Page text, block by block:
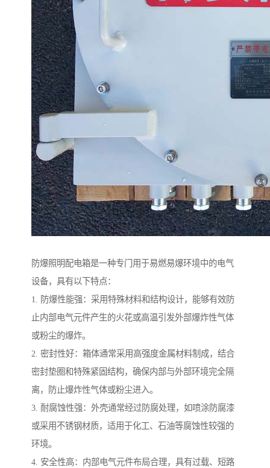
防爆照明配电箱是一种专门用于易燃易爆环境中的电气
设备，具有以下特点：
1. 防爆性能强：采用特殊材料和结构设计，能够有效防
止内部电气元件产生的火花或高温引发外部爆炸性气体
或粉尘的爆炸。
2. 密封性好：箱体通常采用高强度金属材料制成，结合
密封垫圈和特殊紧固结构，确保内部与外部环境完全隔
离，防止爆炸性气体或粉尘进入。
3. 耐腐蚀性强：外壳通常经过防腐处理，如喷涂防腐漆
或采用不锈钢材质，适用于化工、石油等腐蚀性较强的
环境。
4. 安全性高：内部电气元件布局合理，具有过载、短路